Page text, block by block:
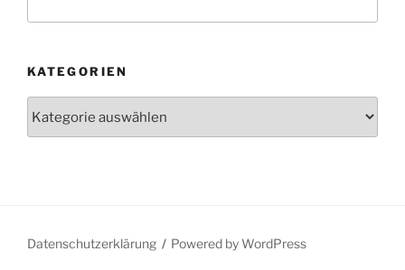
KATEGORIEN
Datenschutzerklärung Powered by WordPress